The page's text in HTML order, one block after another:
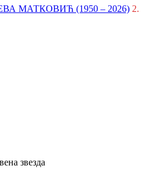
МАТКОВИЋ (1950 – 2026) 2.
звезда